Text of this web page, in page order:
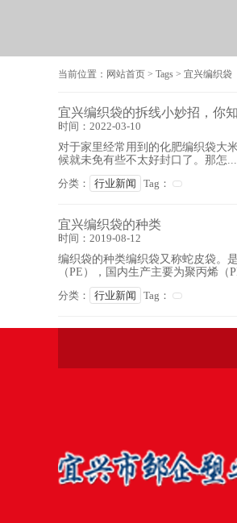
当前位置： 网站首页 > Tags > 宜兴编织袋
宜兴编织袋的拆线小妙招，你
时间：2022-03-10
对于家里经常用到的化肥编织袋大
候就未免有些不太好封口了。那怎...
分类：
行业新闻 Tag：
宜兴编织袋的种类
时间：2019-08-12
编织袋的种类编织袋又称蛇皮袋。
（PE），国内生产主要为聚丙烯（
分类：
行业新闻 Tag：